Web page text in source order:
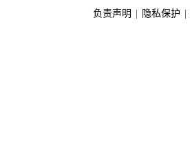
负责声明 隐私保护